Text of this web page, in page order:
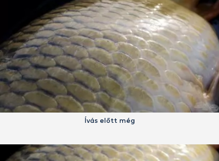
Ívás előtt még